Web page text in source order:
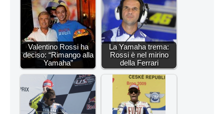
Valentino Rossi ha
deciso: “Rimango alla
Yamaha”
La Yamaha trema:
Rossi è nel mirino
della Ferrari